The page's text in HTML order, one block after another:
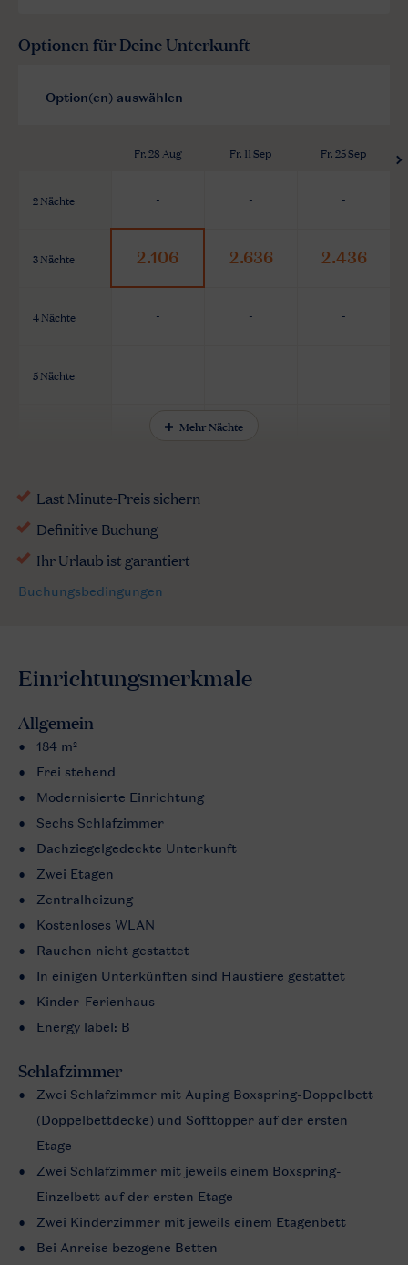
Optionen für Deine Unterkunft
Mehr Nächte
Fr. 28 Aug Fr. 11 Sep Fr. 25 Sep
2 Nächte - - -
3 Nächte 2.106 2.636 2.436
4 Nächte - - -
5 Nächte - - -
Einrichtungsmerkmale
Allgemein
184 m²
Frei stehend
Modernisierte Einrichtung
Sechs Schlafzimmer
Dachziegelgedeckte Unterkunft
Zwei Etagen
Zentralheizung
Kostenloses WLAN
Rauchen nicht gestattet
In einigen Unterkünften sind Haustiere gestattet
Kinder-Ferienhaus
Energy label: B
Schlafzimmer
Zwei Schlafzimmer mit Auping Boxspring-Doppelbett
(Doppelbettdecke) und Softtopper auf der ersten
Etage
Zwei Schlafzimmer mit jeweils einem Boxspring-
Einzelbett auf der ersten Etage
Zwei Kinderzimmer mit jeweils einem Etagenbett
Bei Anreise bezogene Betten